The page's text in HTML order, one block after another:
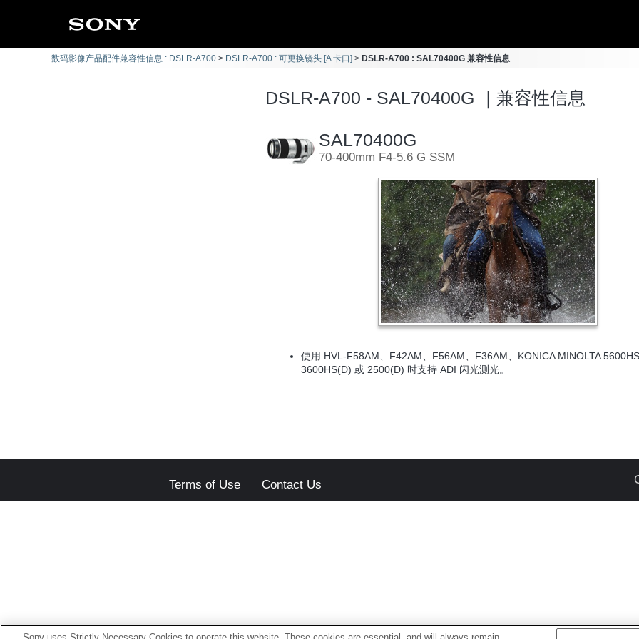
数码影像产品配件兼容性信息 : DSLR-A700 DSLR-A700 : 可更换镜头 [A 卡口] DSLR-A700 : SAL70400G 兼容性信息
DSLR-A700 - SAL70400G ｜兼容性信息
SAL70400G
70-400mm F4-5.6 G SSM
使用 HVL-F58AM、F42AM、F56AM、F36AM、KONICA MINOLTA
3600HS(D) 或 2500(D) 时支持 ADI 闪光测光。
Terms of Use Contact Us